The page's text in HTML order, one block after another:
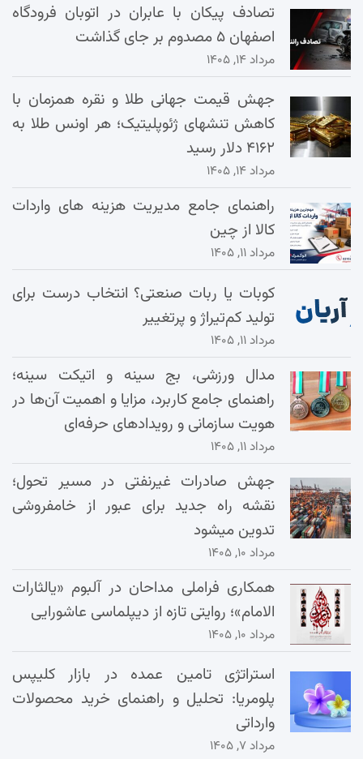
تصادف پیکان با عابران در اتوبان فرودگاه
اصفهان ۵ مصدوم بر جای گذاشت
مرداد ۱۴, ۱۴۰۵
جهش قیمت جهانی طلا و نقره همزمان با
کاهش تنشهای ژئوپلیتیک؛ هر اونس طلا به
۴۱۶۲ دلار رسید
مرداد ۱۴, ۱۴۰۵
راهنمای جامع مدیریت هزینه‌ های واردات
کالا از چین
مرداد ۱۱, ۱۴۰۵
کوبات یا ربات صنعتی؟ انتخاب درست برای
تولید کم‌تیراژ و پرتغییر
مرداد ۱۱, ۱۴۰۵
مدال ورزشی، بج سینه و اتیکت سینه؛
راهنمای جامع کاربرد، مزایا و اهمیت آن‌ها در
هویت سازمانی و رویدادهای حرفه‌ای
مرداد ۱۱, ۱۴۰۵
جهش صادرات غیرنفتی در مسیر تحول؛
نقشه راه جدید برای عبور از خامفروشی
تدوین میشود
مرداد ۱۰, ۱۴۰۵
همکاری فراملی مداحان در آلبوم «یالثارات
الامام»؛ روایتی تازه از دیپلماسی عاشورایی
مرداد ۱۰, ۱۴۰۵
استراتژی تامین عمده در بازار کلیپس
پلومریا: تحلیل و راهنمای خرید محصولات
وارداتی
مرداد ۷, ۱۴۰۵